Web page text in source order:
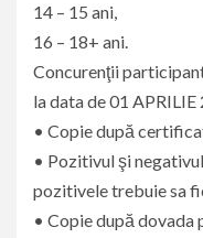
14 – 15 ani,
16 – 18+ ani.
Concurenţii
la data de 01 APRILIE
• Copie după
• Pozitivul şi
pozitivele trebuie sa
• Copie după dovada